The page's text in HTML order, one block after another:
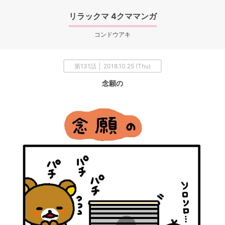
リラックマ 4クママンガ
コンドウアキ
第131話 │ 2018.10.25 (Thu)
念願の